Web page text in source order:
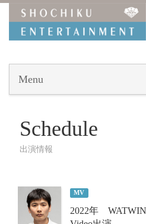
Menu
Schedule
出演情報
MV
2022年